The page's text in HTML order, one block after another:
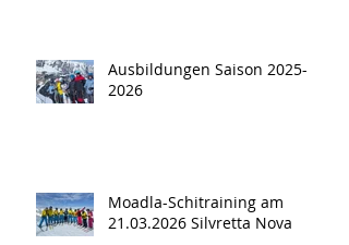
Ausbildungen Saison 2025-
2026
Moadla-Schitraining am
21.03.2026 Silvretta Nova